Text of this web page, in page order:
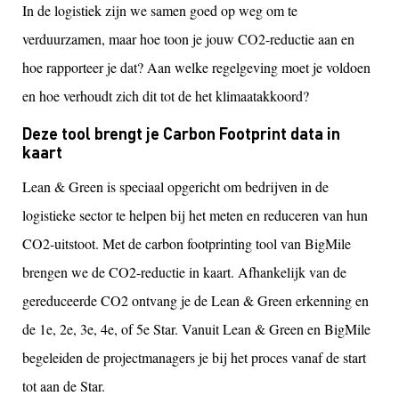
In de logistiek zijn we samen goed op weg om te
verduurzamen, maar hoe toon je jouw CO2-reductie aan en
hoe rapporteer je dat? Aan welke regelgeving moet je voldoen
en hoe verhoudt zich dit tot de het klimaatakkoord?
Deze tool brengt je Carbon Footprint data in
kaart
Lean & Green is speciaal opgericht om bedrijven in de
logistieke sector te helpen bij het meten en reduceren van hun
CO2-uitstoot. Met de carbon footprinting tool van BigMile
brengen we de CO2-reductie in kaart. Afhankelijk van de
gereduceerde CO2 ontvang je de Lean & Green erkenning en
de 1e, 2e, 3e, 4e, of 5e Star. Vanuit Lean & Green en BigMile
begeleiden de projectmanagers je bij het proces vanaf de start
tot aan de Star.